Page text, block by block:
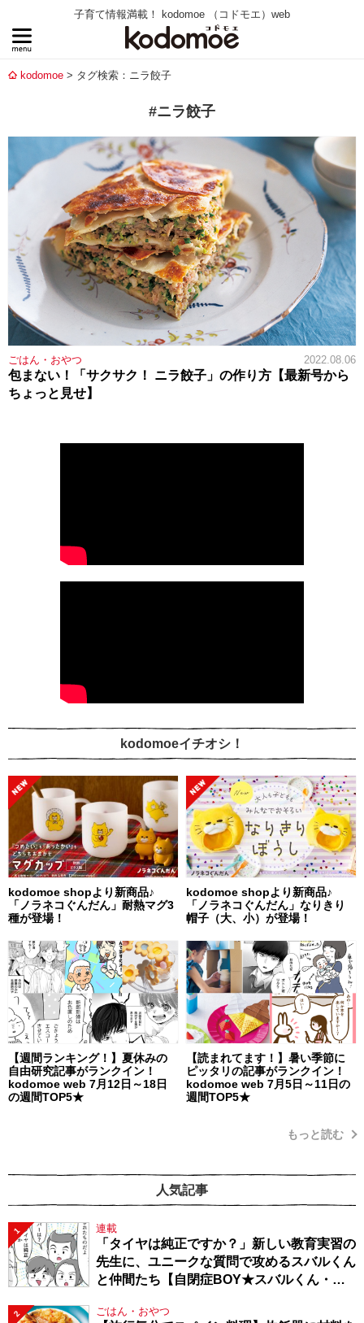
子育て情報満載！ kodomoe （コドモエ）web
kodomoe タグ検索：ニラ餃子
#ニラ餃子
ごはん・おやつ 2022.08.06
包まない！「サクサク！ ニラ餃子」の作り方【最新号から
ちょっと見せ】
kodomoeイチオシ！
kodomoe shopより新商品♪
「ノラネコぐんだん」耐熱マグ3
種が登場！
kodomoe shopより新商品♪
「ノラネコぐんだん」なりきり
帽子（大、小）が登場！
【週間ランキング！】夏休みの
自由研究記事がランクイン！
kodomoe web 7月12日～18日
の週間TOP5★
【読まれてます！】暑い季節に
ピッタリの記事がランクイン！
kodomoe web 7月5日～11日の
週間TOP5★
もっと読む
人気記事
1 連載
「タイヤは純正ですか？」新しい教育実習の
先生に、ユニークな質問で攻めるスバルくん
と仲間たち【自閉症BOY★スバルくん・
2 ごはん・おやつ